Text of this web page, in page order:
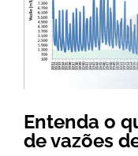
Entenda o
de vazões